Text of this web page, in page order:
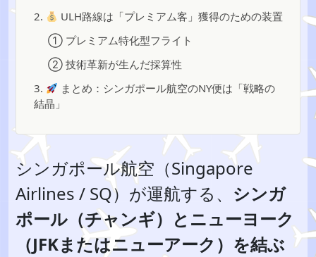
2.
ULH路線は「プレミアム客」獲得のための装置
① プレミアム特化型フライト
② 技術革新が生んだ採算性
3.
まとめ：シンガポール航空のNY便は「戦略の
結晶」
シンガポール航空（Singapore
Airlines / SQ）が運航する、 シンガ
ポール（チャンギ）とニューヨーク
（JFKまたはニューアーク）を結ぶ